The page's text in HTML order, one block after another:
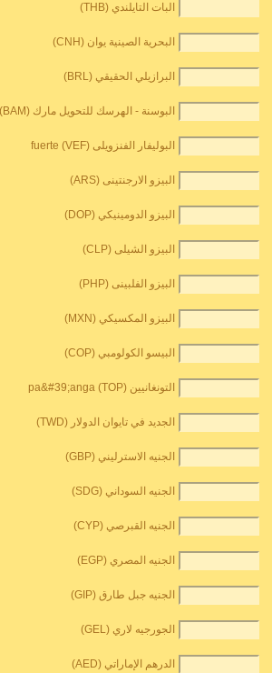
البات التايلندي (THB)
البحرية الصينية يوان (CNH)
البرازيلي الحقيقي (BRL)
البوسنة - الهرسك للتحويل مارك (BAM)
البوليفار الفنزويلى fuerte (VEF)
البيزو الارجنتينى (ARS)
البيزو الدومينيكي (DOP)
البيزو الشيلى (CLP)
البيزو الفلبينى (PHP)
البيزو المكسيكي (MXN)
البيسو الكولومبي (COP)
التونغانيين pa&#39;anga (TOP)
الجديد في تايوان الدولار (TWD)
الجنيه الاسترليني (GBP)
الجنيه السوداني (SDG)
الجنيه القبرصي (CYP)
الجنيه المصري (EGP)
الجنيه جبل طارق (GIP)
الجورجيه لاري (GEL)
الدرهم الإماراتي (AED)